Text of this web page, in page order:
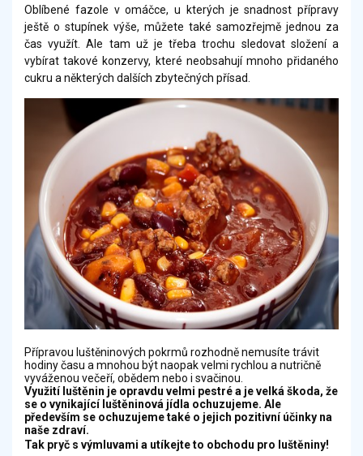
Oblíbené fazole v omáčce, u kterých je snadnost přípravy
ještě o stupínek výše, můžete také samozřejmě jednou za
čas využít. Ale tam už je třeba trochu sledovat složení a
vybírat takové konzervy, které neobsahují mnoho přidaného
cukru a některých dalších zbytečných přísad.
Přípravou luštěninových pokrmů rozhodně nemusíte trávit
hodiny času a mnohou být naopak velmi rychlou a nutričně
vyváženou večeří, obědem nebo i svačinou.
Využití luštěnin je opravdu velmi pestré a je velká škoda, že
se o vynikající luštěninová jídla ochuzujeme. Ale
především se ochuzujeme také o jejich pozitivní účinky na
naše zdraví.
Tak pryč s výmluvami a utíkejte to obchodu pro luštěniny!